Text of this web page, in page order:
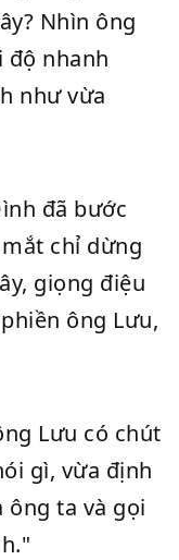
Nhìn ông
độ nhanh
như vừa
đã bước
chỉ dừng
giọng điệu
ông Lưu,
Lưu có chút
gì, vừa định
ta và gọi